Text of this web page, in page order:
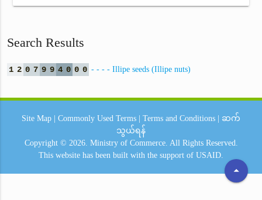
Search Results
1 2 0 7 9 9 4 0 0 0 - - - - Illipe seeds (Illipe nuts)
arrow_drop_up
Site Map Commonly Used Terms Terms and Conditions
ဆက်
သွယ်ရန်
Copyright © 2026. Ministry of Commerce. All Rights Reserved.
This website has been built with the support of USAID.